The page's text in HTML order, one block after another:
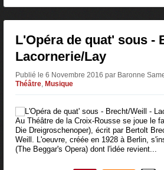
L'Opéra de quat' sous -
Lacornerie/Lay
Publié le 6 Novembre 2016 par Baronne
Théâtre, Musique
Au Théâtre de la Croix-Rousse se joue le
Die Dreigroschenoper), écrit par Bertolt
Weill. L'oeuvre, créée en 1928 à Berlin,
(The Beggar's Opera) dont l'idée revient...